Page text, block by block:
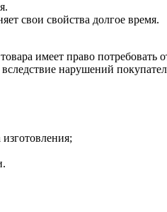
свои свойства долгое время.
имеет право
нарушений